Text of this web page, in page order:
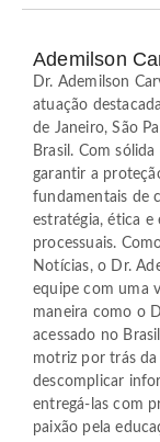
Ademilson
Dr. Ademilson
atuação
de Janeiro, São
Brasil. Com
garantir a
fundamentais de
estratégia, ética e
processuais.
Notícias, o Dr.
equipe com uma
maneira como o
acessado no
motriz por trás da
descomplicar
entregá-las com
paixão pela